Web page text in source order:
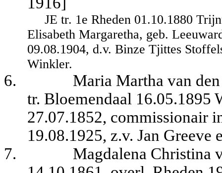
JE tr. 1e Rheden 01.10.1880
Elisabeth Margaretha, geb.
09.08.1904, d.v. Binze Tjittes
Winkler.
6.
Maria Martha van
tr. Bloemendaal 16.05.1895
27.07.1852, commissionair
19.08.1925, z.v. Jan Greeve
7.
Magdalena Christina